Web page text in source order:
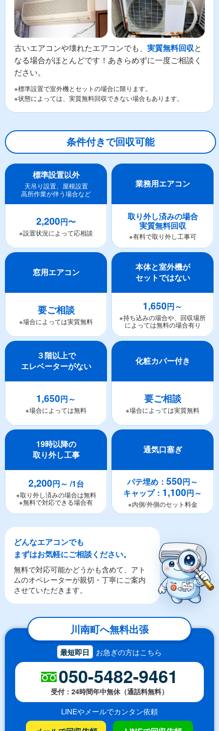
古いエアコンや壊れたエアコンでも、 実質無料回収と
なる場合がほとんどです！あきらめずに一度ご相談く
ださい。
※標準設置で室外機とセットの場合に限ります。
※状態によっては、実質無料回収できない場合もあります。
条件付きで回収可能
標準設置以外
天吊り設置、屋根設置
高所作業が伴う場合など
2,200円〜
※設置状況によって応相談
業務用エアコン
取り外し済みの場合
実質無料回収
※有料で取り外し工事可
窓用エアコン
要ご相談
※場合によっては実質無料
本体と室外機が
セットではない
1,650円～
※持ち込みの場合や、回収場所
によっては無料の場合有り
３階以上で
エレベーターがない
1,650円～
※場合によっては無料
化粧カバー付き
要ご相談
※場合によっては実質無料
19時以降の
取り外し工事
2,200円～ /1台
※取り外し済みの場合は無料
※無料で対応できる場合有
通気口塞ぎ
パテ埋め：550円～
キャップ： 1,100円～
※内側/外側のセット料金
どんなエアコンでも
まずはお気軽にご相談ください。
無料で対応可能かどうかも含めて、アト
ムのオペレーターが親切・丁寧にご案内
させていただきます。
川南町へ無料出張
最短即日 お急ぎの方はこちら
050-5482-9461
受付：24時間年中無休（通話料無料）
LINEやメールでカンタン依頼